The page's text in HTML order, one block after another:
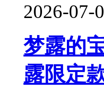
2026-07-
梦露的
露限定